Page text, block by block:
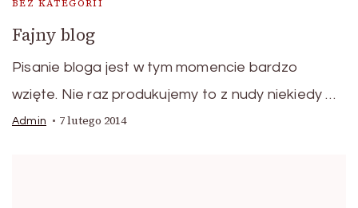
BEZ KATEGORII
Fajny blog
Pisanie bloga jest w tym momencie bardzo
wzięte. Nie raz produkujemy to z nudy niekiedy …
Admin 7 lutego 2014